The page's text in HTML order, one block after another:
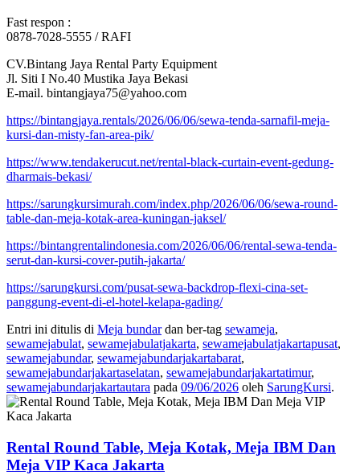
Fast respon :
0878-7028-5555 / RAFI
CV.Bintang Jaya Rental Party Equipment
Jl. Siti I No.40 Mustika Jaya Bekasi
E-mail. bintangjaya75@yahoo.com
https://bintangjaya.rentals/2026/06/06/sewa-tenda-sarnafil-meja-
kursi-dan-misty-fan-area-pik/
https://www.tendakerucut.net/rental-black-curtain-event-gedung-
dharmais-bekasi/
https://sarungkursimurah.com/index.php/2026/06/06/sewa-round-
table-dan-meja-kotak-area-kuningan-jaksel/
https://bintangrentalindonesia.com/2026/06/06/rental-sewa-tenda-
serut-dan-kursi-cover-putih-jakarta/
https://sarungkursi.com/pusat-sewa-backdrop-flexi-cina-set-
panggung-event-di-el-hotel-kelapa-gading/
Entri ini ditulis di Meja bundardan ber-tag sewameja,
sewamejabulat, sewamejabulatjakarta, sewamejabulatjakartapusat,
sewamejabundar, sewamejabundarjakartabarat,
sewamejabundarjakartaselatan, sewamejabundarjakartatimur,
sewamejabundarjakartautara pada 09/06/2026 oleh SarungKursi.
Rental Round Table, Meja Kotak, Meja IBM Dan
Meja VIP Kaca Jakarta